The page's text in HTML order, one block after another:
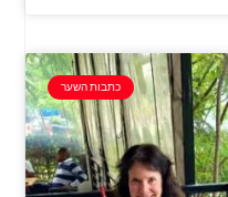
כתבות השער